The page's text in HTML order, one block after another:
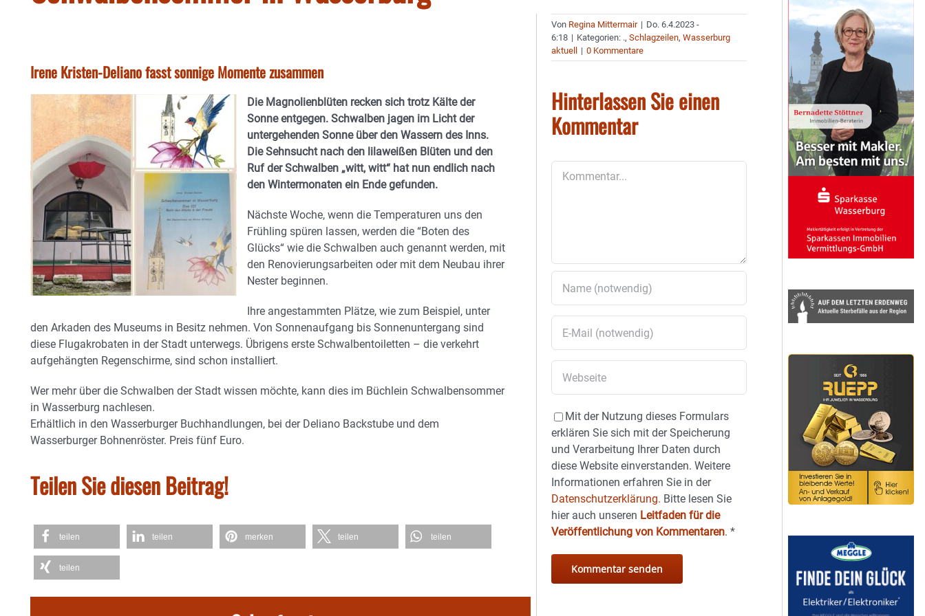
Irene Kristen-Deliano fasst sonnige Momente zusammen
Die Magnolienblüten recken sich trotz Kälte der
Sonne entgegen. Schwalben jagen im Licht der
untergehenden Sonne über den Wassern des Inns.
Die Sehnsucht nach den lilaweißen Blüten und den
Ruf der Schwalben „witt, witt“ hat nun endlich nach
den Wintermonaten ein Ende gefunden.
Nächste Woche, wenn die Temperaturen uns den
Frühling spüren lassen, werden die “Boten des
Glücks“ wie die Schwalben auch genannt werden, mit
den Renovierungsarbeiten oder mit dem Neubau ihrer
Nester beginnen.
Ihre angestammten Plätze, wie zum Beispiel, unter
den Arkaden des Museums in Besitz nehmen. Von Sonnenaufgang bis Sonnenuntergang sind
diese Flugakrobaten in der Stadt unterwegs. Übrigens erste Schwalbentoiletten – die verkehrt
aufgehängten Regenschirme, sind schon installiert.
Wer mehr über die Schwalben der Stadt wissen möchte, kann dies im Büchlein Schwalbensommer
in Wasserburg nachlesen.
Erhältlich in den Wasserburger Buchhandlungen, bei der Deliano Backstube und dem
Wasserburger Bohnenröster. Preis fünf Euro.
Teilen Sie diesen Beitrag!
teilen teilen merken teilen teilen
teilen
Von Regina Mittermair | Do. 6.4.2023 -
6:18 | Kategorien: .,Schlagzeilen,Wasserburg
aktuell
| 0 Kommentare
Hinterlassen Sie einen
Kommentar
Mit der Nutzung dieses Formulars
erklären Sie sich mit der Speicherung
und Verarbeitung Ihrer Daten durch
diese Website einverstanden. Weitere
Informationen erfahren Sie in der
Datenschutzerklärung. Bitte lesen Sie
hier auch unseren Leitfaden für die
Veröffentlichung von Kommentaren.*